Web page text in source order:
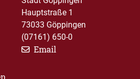
Hauptstraße 1
73033 Göppingen
(07161) 650-0
Email